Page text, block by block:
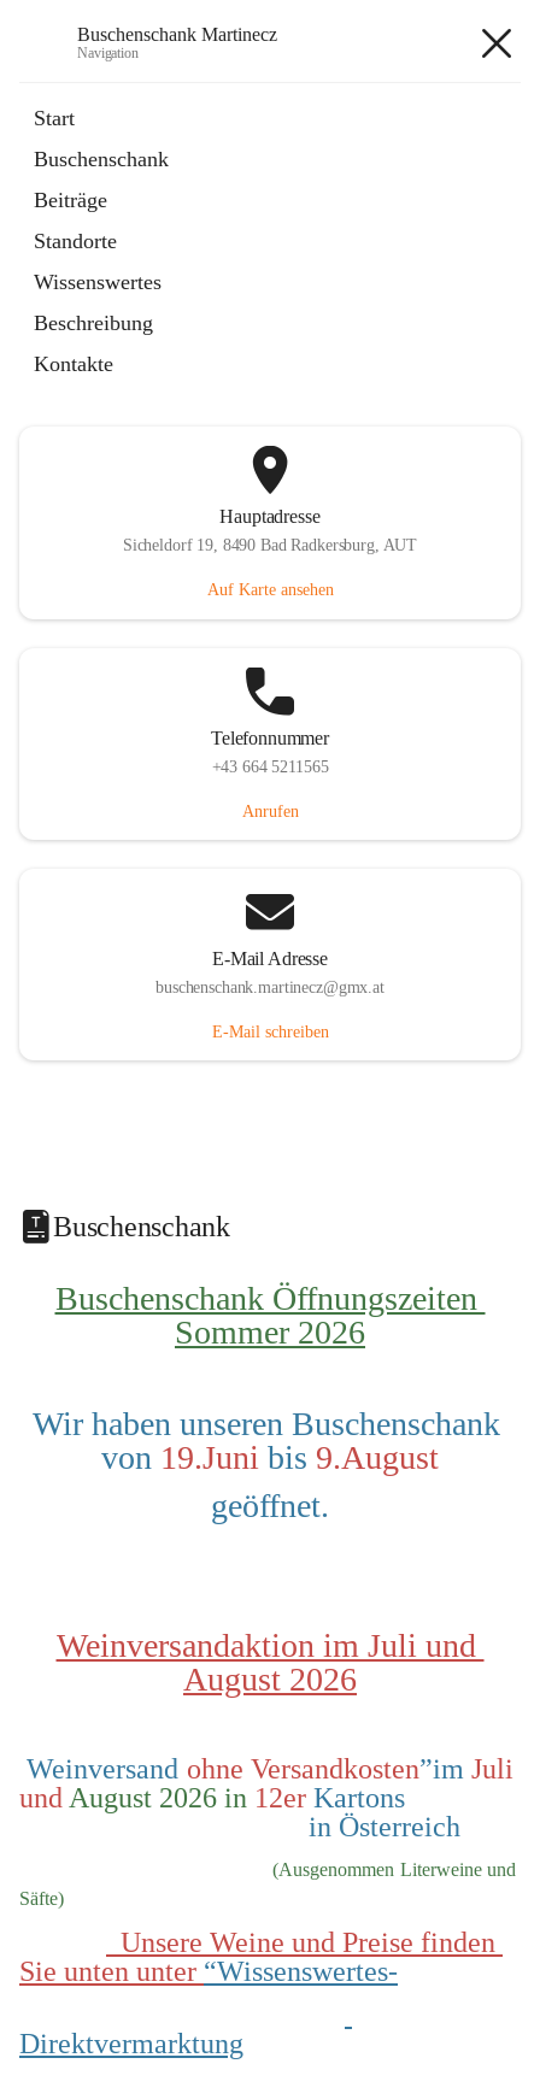
Buschenschank Martinecz
Navigation
Start
Buschenschank
Beiträge
Standorte
Wissenswertes
Beschreibung
Kontakte
Artikel
in
Tab
Der Buschenschank
öffnet
in
neuem
Tab
Hauptadresse
Sicheldorf 19, 8490 Bad Radkersburg, AUT
Auf Karte ansehen
Telefonnummer
+43 664 5211565
Anrufen
E-Mail Adresse
buschenschank.martinecz@gmx.at
E-Mail schreiben
Buschenschank
Buschenschank Öffnungszeiten
Sommer 2026
Wir haben unseren Buschenschank
von 19.Juni bis 9.August
geöffnet.
Weinversandaktion im Juli und
August 2026
Weinversand ohne Versandkosten”im Juli
und August 2026 in 12er Kartons
                                        in Österreich
  (Ausgenommen Literweine und
Säfte)
  Unsere Weine und Preise finden
Sie unten unter “Wissenswertes-
Direktvermarktung